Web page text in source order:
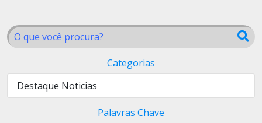
Categorias
Destaque Noticias
Palavras Chave